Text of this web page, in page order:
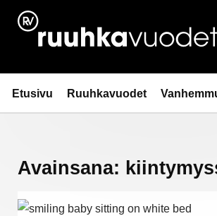
Siirry
sisältöön
Ruuhkavuodet.fi
Etusivu Ruuhkavuodet
Avainsana: